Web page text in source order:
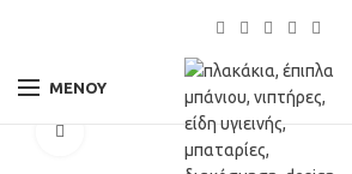
ΜΕΝΟΎ
Click to enlarge